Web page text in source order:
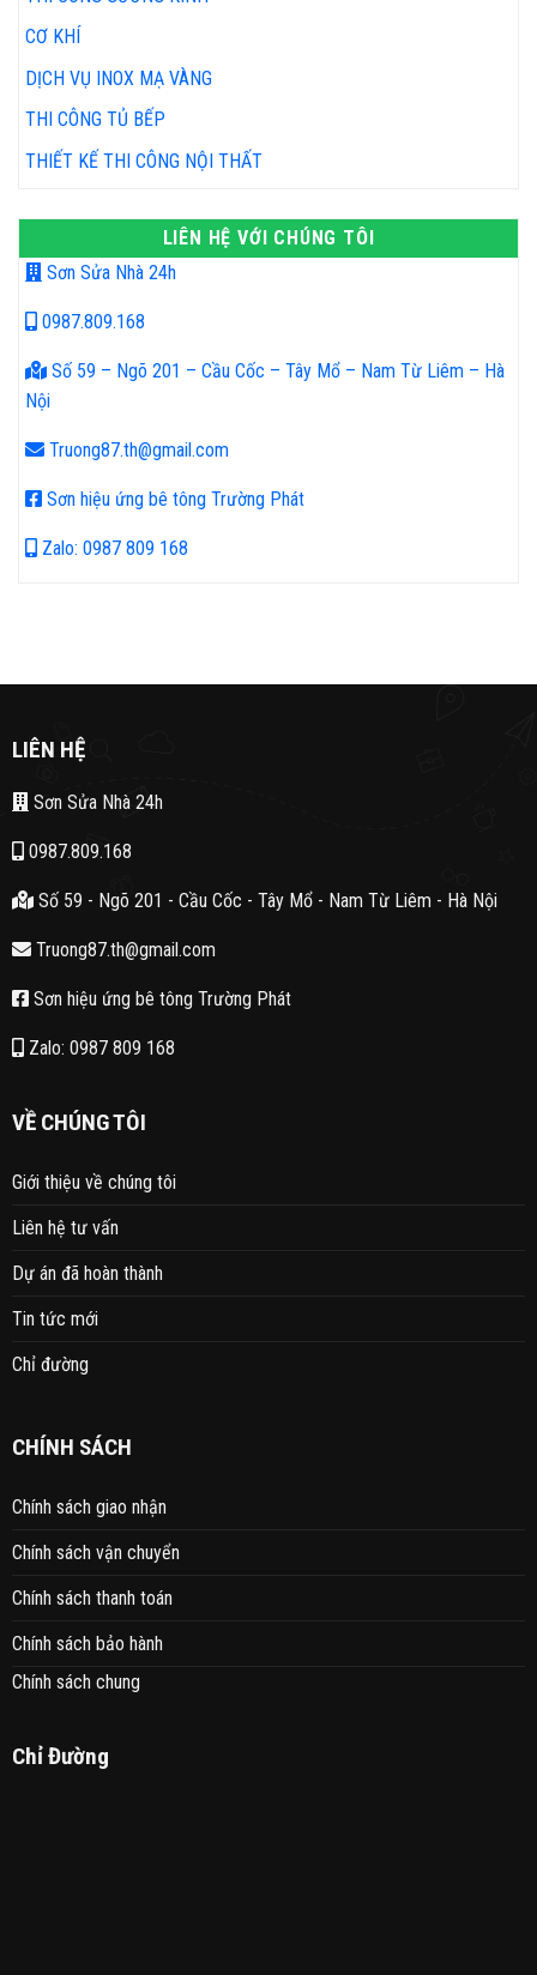
CƠ KHÍ
DỊCH VỤ INOX MẠ VÀNG
THI CÔNG TỦ BẾP
THIẾT KẾ THI CÔNG NỘI THẤT
LIÊN HỆ VỚI CHÚNG TÔI
Sơn Sửa Nhà 24h
0987.809.168
Số 59 – Ngõ 201 – Cầu Cốc – Tây Mổ – Nam Từ Liêm – Hà
Nội
Truong87.th@gmail.com
Sơn hiệu ứng bê tông Trường Phát
Zalo: 0987 809 168
LIÊN HỆ
Sơn Sửa Nhà 24h
0987.809.168
Số 59 - Ngõ 201 - Cầu Cốc - Tây Mổ - Nam Từ Liêm - Hà Nội
Truong87.th@gmail.com
Sơn hiệu ứng bê tông Trường Phát
Zalo: 0987 809 168
VỀ CHÚNG TÔI
Giới thiệu về chúng tôi
Liên hệ tư vấn
Dự án đã hoàn thành
Tin tức mới
Chỉ đường
CHÍNH SÁCH
Chính sách giao nhận
Chính sách vận chuyển
Chính sách thanh toán
Chính sách bảo hành
Chính sách chung
Chỉ Đường